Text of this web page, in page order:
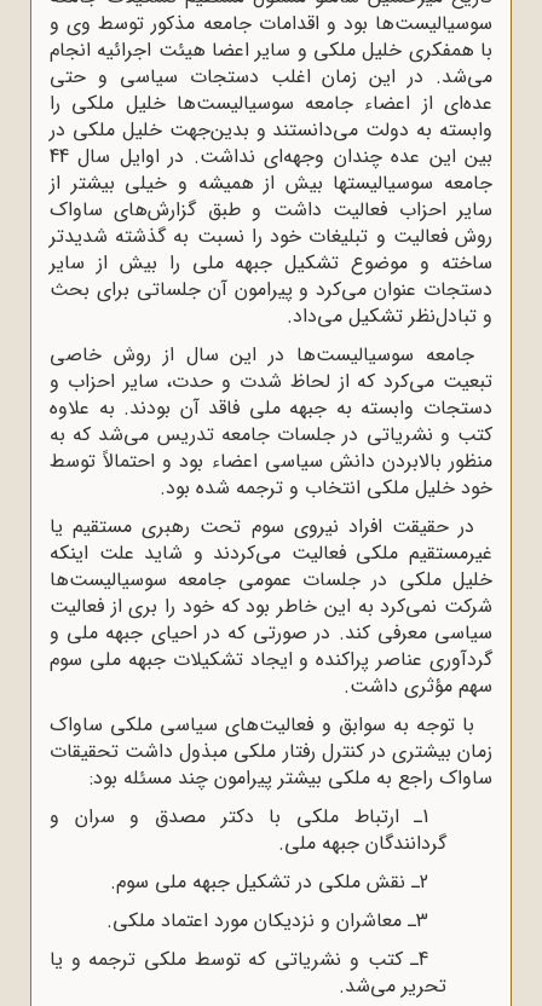
سوسیالیست‌ها بود و اقدامات جامعه مذکور توسط وی و
با همفکری خلیل ملکی و سایر اعضا هیئت اجرائیه انجام
می‌شد. در این زمان اغلب دستجات سیاسی و حتی
عده‌ای از اعضاء جامعه سوسیالیست‌ها خلیل ملکی را
وابسته به دولت می‌دانستند و بدین‌جهت خلیل ملکی در
بین این عده چندان وجهه‌ای نداشت. در اوایل سال 44
جامعه سوسیالیستها بیش از همیشه و خیلی بیشتر از
سایر احزاب فعالیت داشت و طبق گزارش‌های ساواک
روش فعالیت و تبلیغات خود را نسبت به گذشته شدیدتر
ساخته و موضوع تشکیل جبهه ملی را بیش از سایر
دستجات عنوان می‌کرد و پیرامون آن جلساتی برای بحث
و تبادل‌نظر تشکیل می‌داد.
جامعه سوسیالیست‌ها در این سال از روش خاصی
تبعیت می‌کرد که از لحاظ شدت و حدت، سایر احزاب و
دستجات وابسته به جبهه ملی فاقد آن بودند. به علاوه
کتب و نشریاتی در جلسات جامعه تدریس می‌شد که به
منظور بالابردن دانش سیاسی اعضاء بود و احتمالاً توسط
خود خلیل ملکی انتخاب و ترجمه شده بود.
در حقیقت افراد نیروی سوم تحت رهبری مستقیم یا
غیرمستقیم ملکی فعالیت می‌کردند و شاید علت اینکه
خلیل ملکی در جلسات عمومی جامعه سوسیالیست‌ها
شرکت نمی‌کرد به این خاطر بود که خود را بری از فعالیت‌
سیاسی معرفی کند. در صورتی که در احیای جبهه ملی و
گردآوری عناصر پراکنده و ایجاد تشکیلات جبهه ملی سوم
سهم مؤثری داشت.
با توجه به سوابق و فعالیت‌های سیاسی ملکی ساواک
زمان بیشتری در کنترل رفتار ملکی مبذول داشت تحقیقات
ساواک راجع به ملکی بیشتر پیرامون چند مسئله بود:
1ـ ارتباط ملکی با دکتر مصدق و سران و
گردانندگان جبهه ملی.
2ـ نقش ملکی در تشکیل جبهه ملی سوم.
3ـ معاشران و نزدیکان مورد اعتماد ملکی.
4ـ کتب و نشریاتی که توسط ملکی ترجمه و یا
تحریر می‌شد.